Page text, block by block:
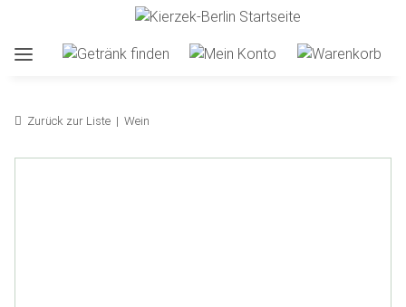
Zurück zur Liste Wein